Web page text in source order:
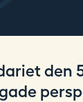
den